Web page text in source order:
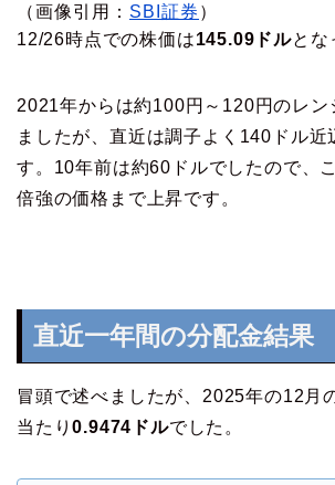
（画像引用： SBI証券 ）
12/26時点での株価は145.09 ドルとな
2021年からは約100円～120円のレン
ましたが、直近は調子よく140ドル近
す。10年前は約60ドルでしたので、
倍強の価格まで上昇です。
直近一年間の分配金結果
冒頭で述べましたが、2025年の12月
当たり0.9474ドルでした。